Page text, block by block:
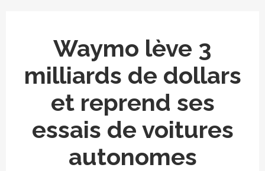
Waymo lève 3
milliards de dollars
et reprend ses
essais de voitures
autonomes